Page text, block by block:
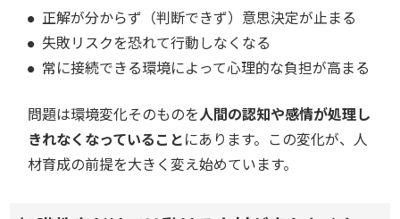
正解が分からず（判断できず）意思決定が止まる
失敗リスクを恐れて行動しなくなる
常に接続できる環境によって心理的な負担が高まる
問題は環境変化そのものを人間の認知や感情が処理し
きれなくなっていることにあります。この変化が、人
材育成の前提を大きく変え始めています。